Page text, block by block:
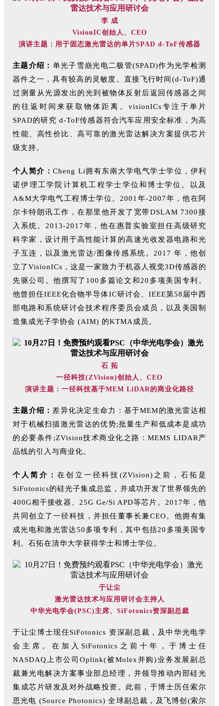
李 成
VisionIC创始人、CEO
演讲主题：用于固态激光雷达的单片SPAD d-ToF传感器
主题介绍： 单光子雪崩光电二极管(SPAD)作为光学检测
器件之一，具有较高的灵敏度。直接飞行时间(d-ToF)通
过测量从光源发出的光到被物体反射后返回传感器之间
的往返时间来获取物体距离。visionICs专注于单片
SPAD的研究 d-ToF传感器符合汽车应用安全标准，为高
性能、高性价比、高可靠的激光雷达解决方案提供芯片
级支持。
个人简介：Cheng Li拥有东南大学电气学士学位，伊利
诺伊理工学院计算机工程学士学位和博士学位。以及
A&M大学电气工程博士学位。2001年-2007年，他在阿
尔卡特朗讯工作，在那里他开发了宽带DSLAM 7300接
入系统。2013-2017年，他在惠普实验室担任高级研究
科学家，设计用于高性能计算的高速光收发器电路和光
子互连，以及激光雷达/图像传感系统。2017 年，他创
立了VisionICs，这是一家致力于机器人视觉3D传感器的
先驱公司。他撰写了100多篇论文和20多项美国专利。
他曾担任IEEE化合物半导体IC研讨会、IEEE第58届中西
部电路和系统研讨会技术程序委员会成员，以及美国制
造集成光子学协会 (AIM) 的KTMA成员。
石 拓
一径科技(ZVision)创始人、CEO
演讲主题：一径科技基于MEM LiDAR的商业化路径
主题介绍： 差异化决定生命力：基于MEM的激光雷达相
对于机械扫描激光雷达的优势;批量生产和低成本是成功
的必要条件;ZVision技术商业化之路：MEMS LIDAR产
品线的引入与商业化。
个人简介：在创立一径科技(ZVision)之前，石拓是
SiFotonics的硅光子集成总监，并成功开发了世界领先的
400G相干接收器、25G Ge/Si APD等芯片。2017年，他
共同创立了一径科技，并担任董事长兼CEO。他拥有集
成光电和激光雷达50多项专利，其中包括20多项美国专
利。石拓在清华大学获得学士和博士学位。
于让尘
激光雷达技术与应用研讨会主持人
中华光电学会(PSC)主席、SiFotonics资深副总裁
于让尘博士现任SiFotonics 资深副总裁，及中华光电学
会主席。在加入SiFotonics之前十年，于博士任
NASDAQ上市公司Oplink(被Molex并购)业务发展副总
裁兼光电解决方案事业部总经理，并领导推动内部硅光
集成芯片研发及对外战略投资。此前，于博士历任索尔
思光电 (Source Photonics) 全球副总裁，及飞博创(索尔